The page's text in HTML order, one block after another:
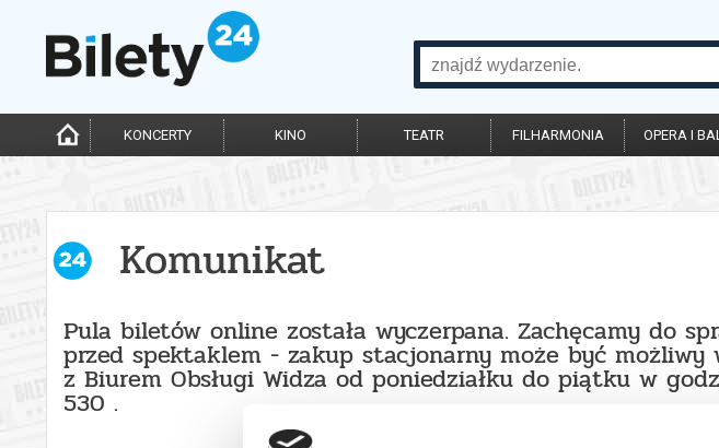
KONCERTY KINO TEATR FILHARMONIA OPERA I
Komunikat
Pula biletów online została wyczerpana. Zachęcamy do
przed spektaklem - zakup stacjonarny może być
z Biurem Obsługi Widza od poniedziałku do piątku w
530 .